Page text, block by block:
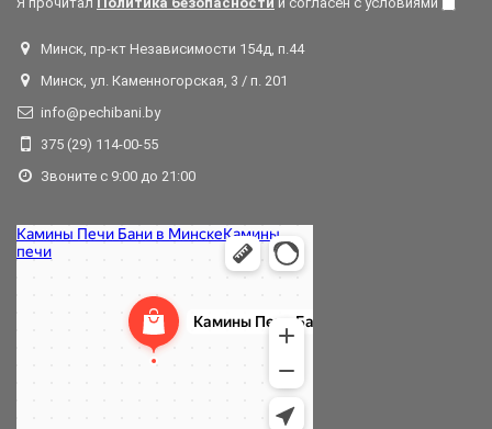
Минск, пр-кт Независимости 154д, п.44
Минск, ул. Каменногорская, 3 / п. 201
info@pechibani.by
375 (29) 114-00-55
Звоните с 9:00 до 21:00